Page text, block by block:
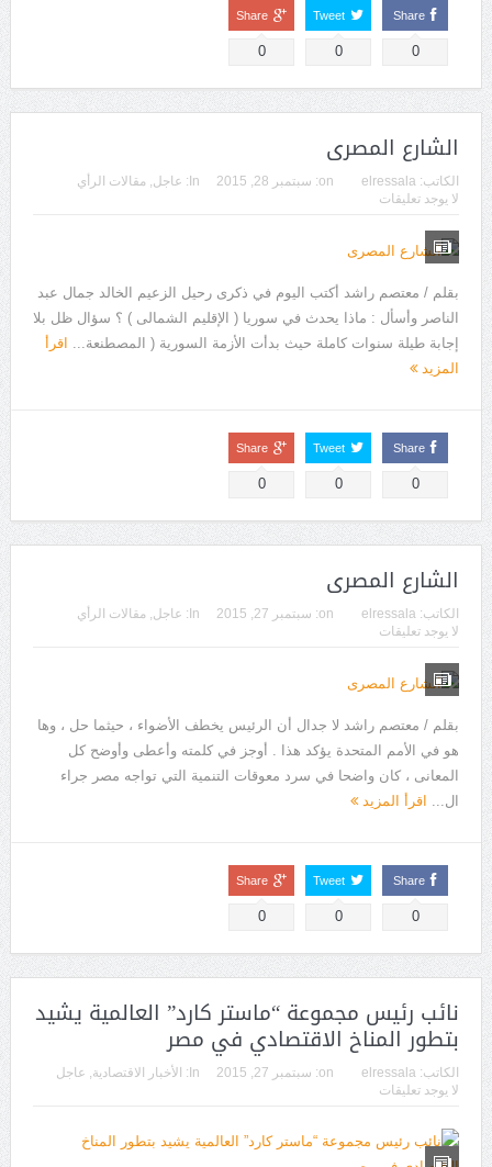
Share
0
Tweet
0
Share
0
الشارع المصرى
الكاتب: elressala
on: سبتمبر 28, 2015 In: عاجل مقالات الرأي
لا يوجد تعليقات
بقلم / معتصم راشد أكتب اليوم في ذكرى رحيل الزعيم الخالد جمال عبد
الناصر وأسأل : ماذا يحدث في سوريا ( الإقليم الشمالى ) ؟ سؤال ظل بلا
إجابة طيلة سنوات كاملة حيث بدأت الأزمة السورية ( المصطنعة...
اقرأ
المزيد
Share
0
Tweet
0
Share
0
الشارع المصرى
الكاتب: elressala
on: سبتمبر 27, 2015 In: عاجل, مقالات الرأي
لا يوجد تعليقات
بقلم / معتصم راشد لا جدال أن الرئيس يخطف الأضواء ، حيثما حل ، وها
هو في الأمم المتحدة يؤكد هذا . أوجز في كلمته وأعطى وأوضح كل
المعانى ، كان واضحا في سرد معوقات التنمية التي تواجه مصر جراء
ال...
اقرأ المزيد
Share
0
Tweet
0
Share
0
نائب رئيس مجموعة “ماستر كارد” العالمية يشيد
بتطور المناخ الاقتصادي في مصر
الكاتب: elressala
on: سبتمبر 27, 2015 In: الأخبار الاقتصادية, عاجل
لا يوجد تعليقات